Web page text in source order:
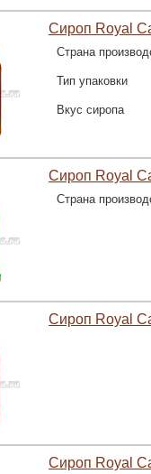
Сироп Royal
Страна
Тип упаковки
Вкус сиропа
Сироп Royal
Страна
Сироп Royal
Сироп Royal